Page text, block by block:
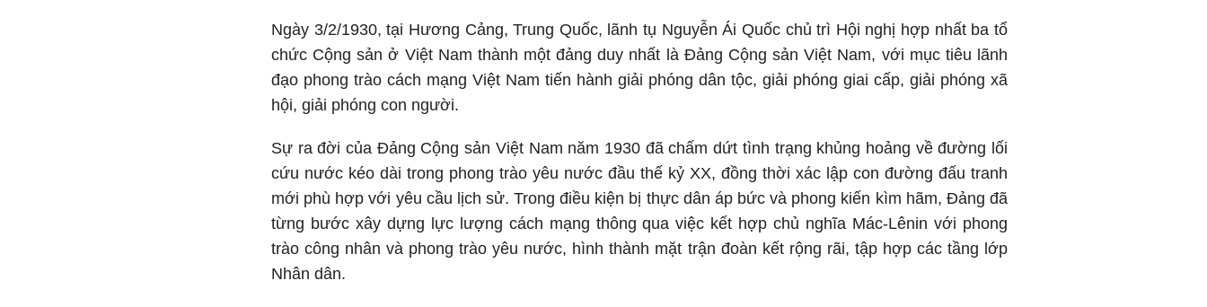
Ngày 3/2/1930, tại Hương Cảng, Trung Quốc, lãnh tụ Nguyễn Ái Quốc chủ trì Hội nghị hợp nhất ba tổ
chức Cộng sản ở Việt Nam thành một đảng duy nhất là Đảng Cộng sản Việt Nam, với mục tiêu lãnh
đạo phong trào cách mạng Việt Nam tiến hành giải phóng dân tộc, giải phóng giai cấp, giải phóng xã
hội, giải phóng con người.
Sự ra đời của Đảng Cộng sản Việt Nam năm 1930 đã chấm dứt tình trạng khủng hoảng về đường lối
cứu nước kéo dài trong phong trào yêu nước đầu thế kỷ XX, đồng thời xác lập con đường đấu tranh
mới phù hợp với yêu cầu lịch sử. Trong điều kiện bị thực dân áp bức và phong kiến kìm hãm, Đảng đã
từng bước xây dựng lực lượng cách mạng thông qua việc kết hợp chủ nghĩa Mác-Lênin với phong
trào công nhân và phong trào yêu nước, hình thành mặt trận đoàn kết rộng rãi, tập hợp các tầng lớp
Nhân dân.